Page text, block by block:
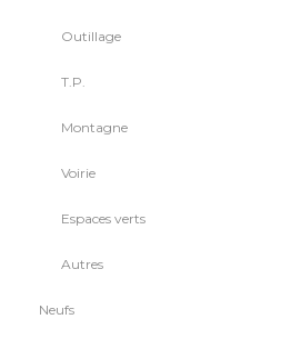
Outillage
T.P.
Montagne
Voirie
Espaces verts
Autres
Neufs